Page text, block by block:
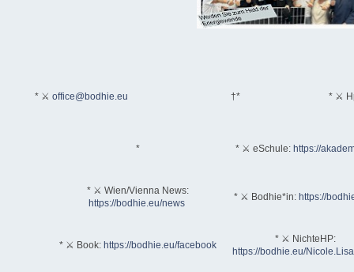
* ⚔ office@bodhie.eu †* * ⚔
* * ⚔ eSchule: https://
* ⚔ Wien/Vienna News:
https://bodhie.eu/news
* ⚔ Bodhie*in: https://
* ⚔ Book: https://bodhie.eu/facebook
* ⚔ NichteHP:
https://bodhie.eu/